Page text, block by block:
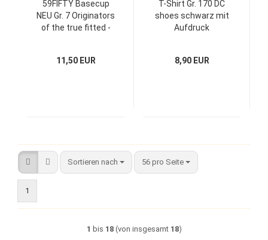
59FIFTY Basecup
NEU Gr. 7 Originators
of the true fitted -
11,50 EUR
T-Shirt Gr. 170 DC
shoes schwarz mit
Aufdruck
8,90 EUR
Sortieren nach
Sortieren nach 56 pro Seite
pro Seite
1
1 bis 18(von insgesamt 18)